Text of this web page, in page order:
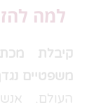
למה
קיבלת
משפטיים
העולם.